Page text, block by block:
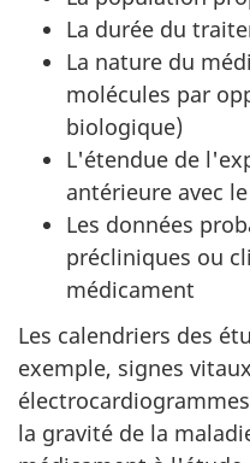
La durée du
La nature du
molécules par
biologique)
L'étendue de
antérieure avec
Les données
précliniques ou
médicament
Les calendriers des
exemple, signes
la gravité de la